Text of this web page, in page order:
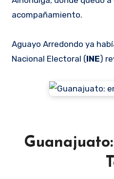
acompañamiento.
Aguayo Arredondo ya
Nacional Electoral (INE)